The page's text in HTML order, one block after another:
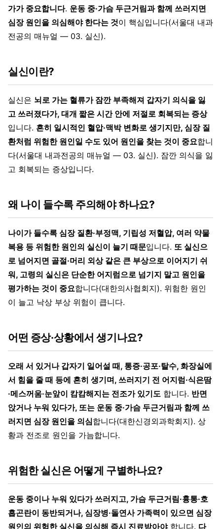
가가 중요합니다. 운동 중·가슴 두근거림과 함께 쓰러지면
심장 원인을 의심해야 한다는 것이 핵심입니다(서울대 내과
전공의 매뉴얼 — 03. 실신).
실신이란?
실신은 뇌로 가는 혈류가 잠깐 부족해져 갑자기 의식을 잃
고 쓰러졌다가, 대개 짧은 시간 안에 저절로 회복되는 증상
입니다. 흔히 일시적인 혈압·맥박 변화로 생기지만, 심장 질
환처럼 위험한 원인일 수도 있어 원인을 찾는 것이 중요합니
다(서울대 내과전공의 매뉴얼 — 03. 실신). 잠깐 의식을 잃
고 회복되는 증상입니다.
왜 나이 들수록 주의해야 하나요?
나이가 들수록 심장 질환·부정맥, 기립성 저혈압, 여러 약물
복용 등 위험한 원인의 실신이 늘기 때문입니다. 또 실신으
로 넘어지면 골절·머리 외상 같은 큰 부상으로 이어지기 쉬
워, 고령의 실신은 단순한 어지럼으로 넘기지 말고 원인을
평가하는 것이 중요합니다(대한의사협회지). 위험한 원인
이 늘고 낙상 부상 위험이 큽니다.
어떤 증상·상황에서 생기나요?
오래 서 있거나 갑자기 일어설 때, 통증·공포·탈수, 화장실에
서 힘을 줄 때 등에 흔히 생기며, 쓰러지기 전 어지럼·식은땀
·메스꺼움·눈앞이 캄캄해지는 전조가 있기도 합니다. 반면
앉거나 누워 있다가, 또는 운동 중·가슴 두근거림과 함께 쓰
러지면 심장 원인을 의심합니다(대한신경외과학회지). 상
황과 전조로 원인을 가늠합니다.
위험한 실신은 어떻게 구별하나요?
운동 중이나 누워 있다가 쓰러지고, 가슴 두근거림·흉통·호
흡곤란이 동반되거나, 심장병·돌연사 가족력이 있으면 심장
원인의 위험한 실신을 의심해 즉시 진료받아야합니다. 다